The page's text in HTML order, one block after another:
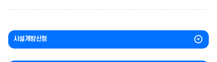
시설개방신청